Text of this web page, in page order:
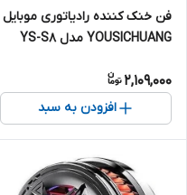
فن خنک کننده رادیاتوری موبایل
YOUSICHUANG مدل YS-S8
2,109,000
افزودن به سبد